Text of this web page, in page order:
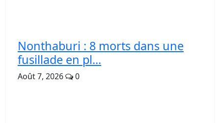
Nonthaburi : 8 morts dans une
fusillade en pl...
Août 7, 2026 0